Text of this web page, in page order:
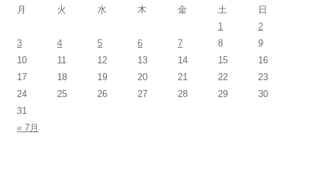
月
火 水 木 金 土
日
1
2
3
4 5 6 7 8
9
10
11 12 13 14 15
16
17
18 19 20 21 22
23
24
25 26 27 28 29
30
31
« 7月